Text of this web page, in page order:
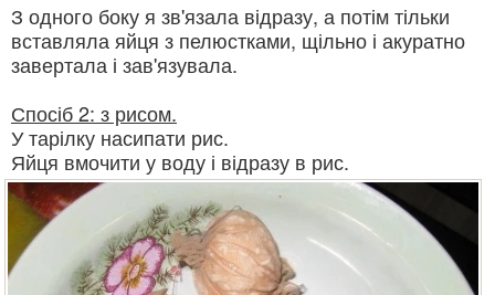
З одного боку я зв'язала відразу, а потім тільки
вставляла яйця з пелюстками, щільно і акуратно
завертала і зав'язувала.
Спосіб 2: з рисом.
У тарілку насипати рис.
Яйця вмочити у воду і відразу в рис.